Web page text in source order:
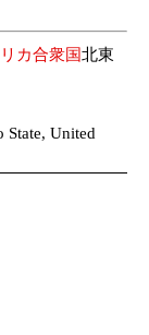
カ合衆国北東
United